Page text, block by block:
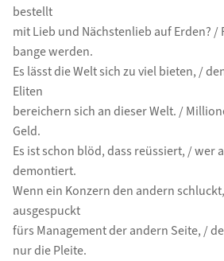
bestellt
mit Lieb und Nächstenlieb auf Erden? /
bange werden.
Es lässt die Welt sich zu viel bieten, /
Eliten
bereichern sich an dieser Welt. /
Geld.
Es ist schon blöd, dass reüssiert, / wer
demontiert.
Wenn ein Konzern den andern
ausgespuckt
fürs Management der andern Seite, /
nur die Pleite.